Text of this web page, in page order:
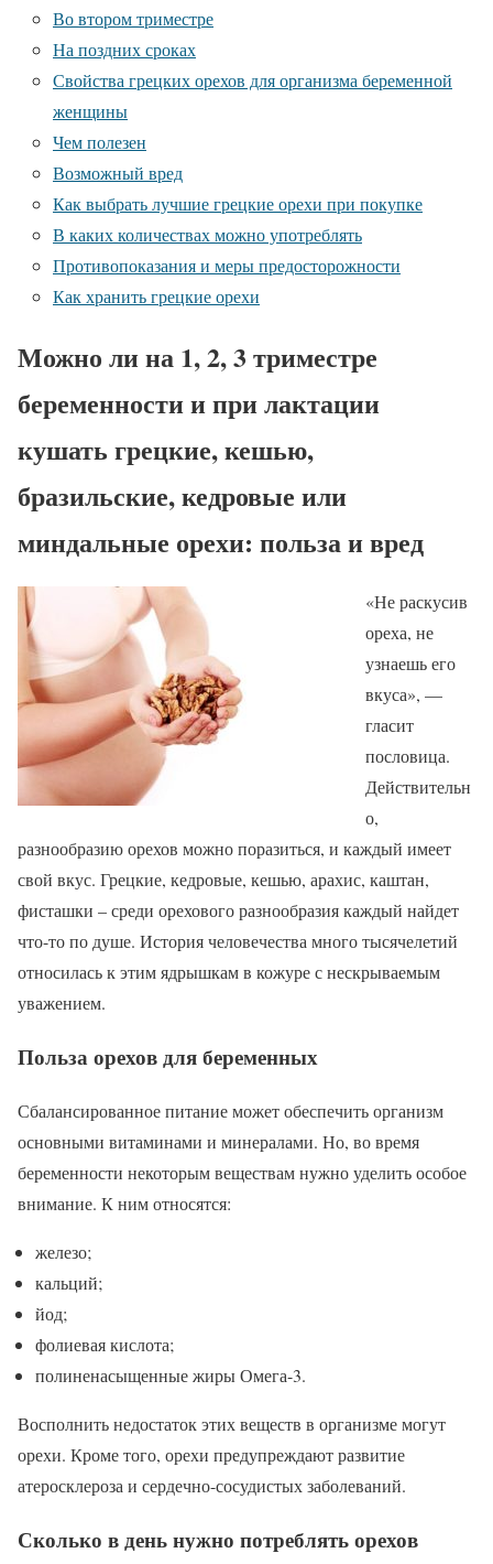
Во втором триместре
На поздних сроках
Свойства грецких орехов для организма беременной
женщины
Чем полезен
Возможный вред
Как выбрать лучшие грецкие орехи при покупке
В каких количествах можно употреблять
Противопоказания и меры предосторожности
Как хранить грецкие орехи
Можно ли на 1, 2, 3 триместре
беременности и при лактации
кушать грецкие, кешью,
бразильские, кедровые или
миндальные орехи: польза и вред
«Не раскусив
ореха, не
узнаешь его
вкуса», —
гласит
пословица.
Действительн
о,
разнообразию орехов можно поразиться, и каждый имеет
свой вкус. Грецкие, кедровые, кешью, арахис, каштан,
фисташки – среди орехового разнообразия каждый найдет
что-то по душе. История человечества много тысячелетий
относилась к этим ядрышкам в кожуре с нескрываемым
уважением.
Польза орехов для беременных
Сбалансированное питание может обеспечить организм
основными витаминами и минералами. Но, во время
беременности некоторым веществам нужно уделить особое
внимание. К ним относятся:
железо;
кальций;
йод;
фолиевая кислота;
полиненасыщенные жиры Омега-3.
Восполнить недостаток этих веществ в организме могут
орехи. Кроме того, орехи предупреждают развитие
атеросклероза и сердечно-сосудистых заболеваний.
Сколько в день нужно потреблять орехов